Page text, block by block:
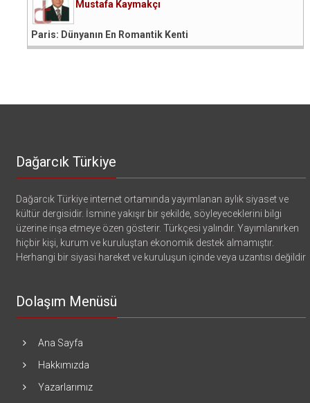
Mustafa Kaymakçı
Paris: Dünyanın En Romantik Kenti
Dağarcık Türkiye
Dağarcık Türkiye internet ortamında yayımlanan aylık siyaset ve
kültür dergisidir. İsmine yakışır bir şekilde, söyleyeceklerini bilgi
üzerine inşa etmeye özen gösterir. Türkçesi yalındır. Yayımlanırken
hiçbir kişi, kurum ve kuruluştan ekonomik destek almamıştır.
Herhangi bir siyasi hareket ve kuruluşun içinde veya uzantısı değildir
Dolaşım Menüsü
Ana Sayfa
Hakkımızda
Yazarlarımız